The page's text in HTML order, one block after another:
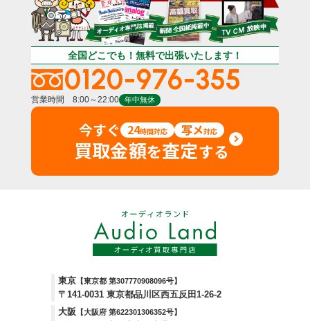
全国どこでも！無料で出張いたします！
0120-976-355
営業時間 8:00～22:00 年中無休
今すぐ 24時間対応 写メ対応
買取金額を査定する
東京 【東京都 第307770908096号】
〒141-0031 東京都品川区西五反田1-26-2
大阪
【大阪府 第622301306352号】